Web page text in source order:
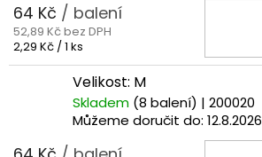
64 Kč / balení
52,89 Kč bez DPH
Měrná
cena:
2,29 Kč / 1 ks
Velikost: M
Skladem (8 balení) | 200020
Můžeme doručit do: 12.8.2026